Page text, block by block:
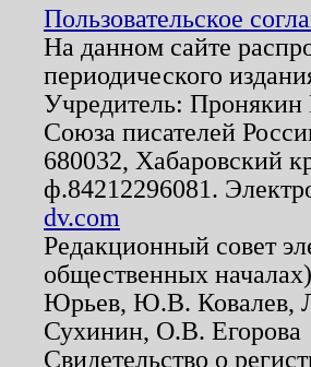
Пользовательское
На данном сайте
периодического
Учредитель:
Союза писателей
680032, Хабаровский
ф.84212296081.
dv.com
Редакционный совет
общественных
Юрьев, Ю.В. Ковалев,
Сухинин, О.В. Егорова
Свидетельство о